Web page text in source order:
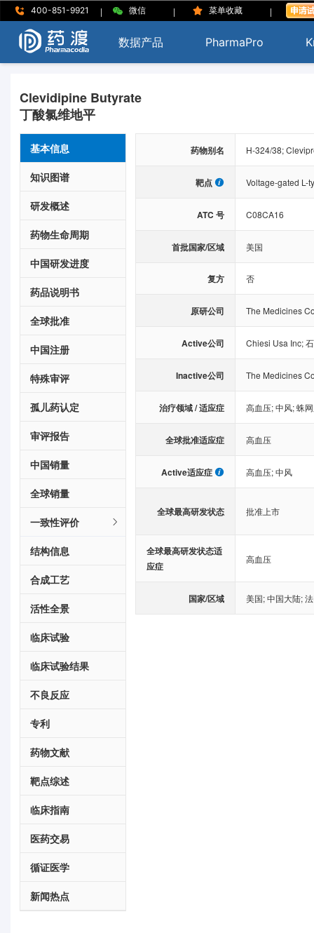
400-851-9921 | 微信 | 菜单收藏 |
数据产品 PharmaPro
Clevidipine Butyrate
丁酸氯维地平
基本信息
知识图谱
研发概述
药物生命周期
中国研发进度
药品说明书
全球批准
中国注册
特殊审评
孤儿药认定
审评报告
中国销量
全球销量
一致性评价
结构信息
合成工艺
活性全景
临床试验
临床试验结果
不良反应
专利
药物文献
靶点综述
临床指南
医药交易
循证医学
新闻热点
药物别名 H-324/38;
靶点 Voltage-gated L-
ATC 号 C08CA16
首批国家/区域 美国
复方 否
原研公司 The Medicines
Active公司 Chiesi Usa Inc;
Inactive公司 The Medicines
治疗领域 / 适应症 高血压;中风;蛛
全球批准适应症 高血压
Active适应症 高血压;中风
全球最高研发状态 批准上市
全球最高研发状态适
应症
高血压
国家/区域 美国;中国大陆;